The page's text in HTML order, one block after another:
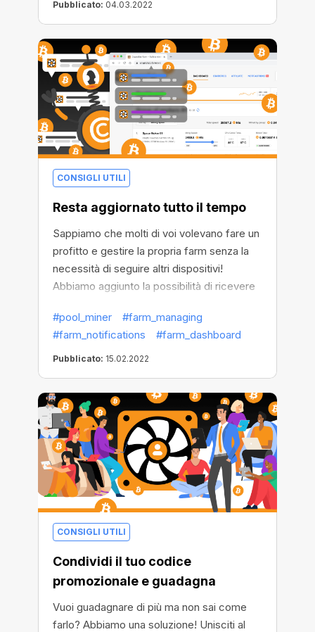
Miner sono ribassati e il tuo sconto
raggiungerà il50%! Questo è il momento
migliore per imparare a fare mining e
naturalmente per far conoscere i Pool
Miner ai tuoi amici
Pubblicato: 04.03.2022
CONSIGLI UTILI
Resta aggiornato tutto il tempo
Sappiamo che molti di voi volevano fare un
profitto e gestire la propria farm senza la
necessità di seguire altri dispositivi!
Abbiamo aggiunto la possibilità di ricevere
aggiornato.
#pool_miner
#farm_managing
#farm_notifications
#farm_dashboard
Pubblicato: 15.02.2022
CONSIGLI UTILI
Condividi il tuo codice
promozionale e guadagna
Vuoi guadagnare di più ma non sai come
farlo? Abbiamo una soluzione! Unisciti al